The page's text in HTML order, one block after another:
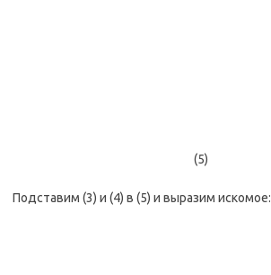
(5)
Подставим (3) и (4) в (5) и выразим искомое: